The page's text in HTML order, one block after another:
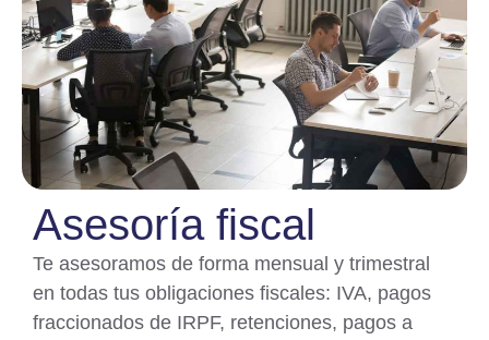
Asesoría fiscal
Te asesoramos de forma mensual y trimestral
en todas tus obligaciones fiscales: IVA, pagos
fraccionados de IRPF, retenciones, pagos a